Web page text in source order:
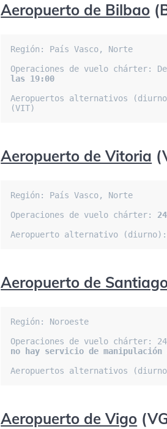
Aeropuerto de Bilbao
Región: País Vasco, Norte
Operaciones de vuelo chárter:
las 19:00
Aeropuertos alternativos
(VIT)
Aeropuerto de Vitoria
Región: País Vasco, Norte
Operaciones de vuelo chárter:
Aeropuerto alternativo
Aeropuerto de
Región: Noroeste
no hay servicio de
Aeropuertos alternativos
Aeropuerto de Vigo